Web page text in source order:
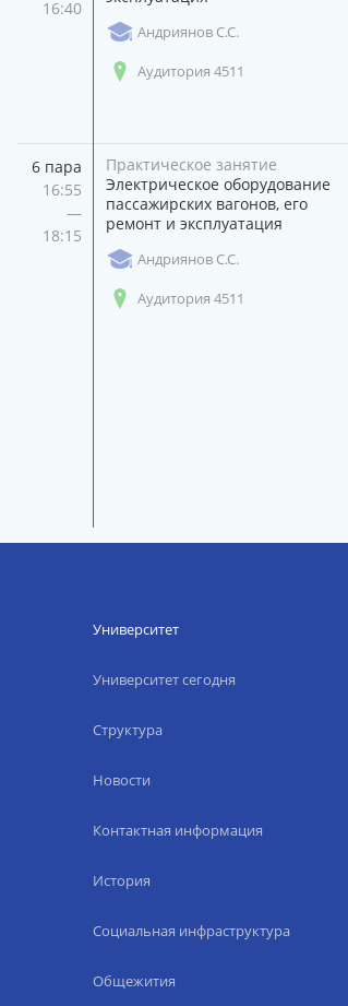
16:40
Андриянов С.С.
Аудитория 4511
6 пара
16:55
—
18:15
Практическое занятие
Электрическое оборудование
пассажирских вагонов, его
ремонт и эксплуатация
Андриянов С.С.
Аудитория 4511
Университет
Университет сегодня
Структура
Новости
Контактная информация
История
Социальная инфраструктура
Общежития